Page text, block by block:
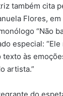
também cita
Flores,
“Não
especial:
às
artista.”